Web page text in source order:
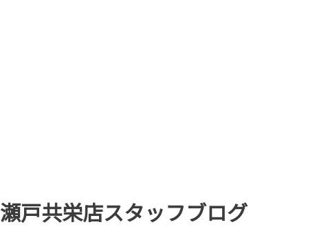
瀬戸共栄店スタッフブログ